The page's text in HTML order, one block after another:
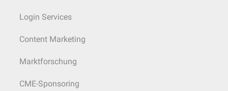
Login Services
Content Marketing
Marktforschung
CME-Sponsoring